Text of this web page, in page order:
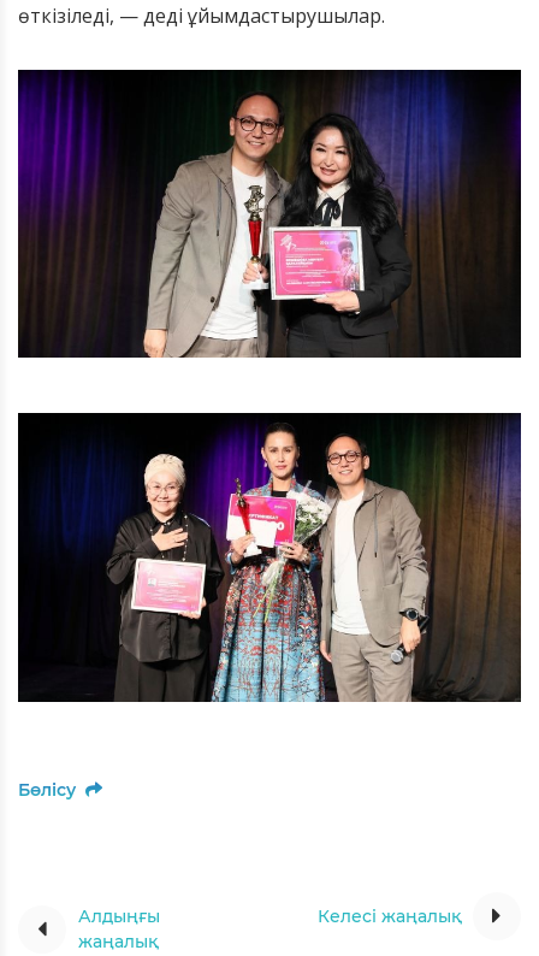
өткізіледі, — деді ұйымдастырушылар.
Бөлісу
Алдыңғы
жаңалық
Келесі жаңалық